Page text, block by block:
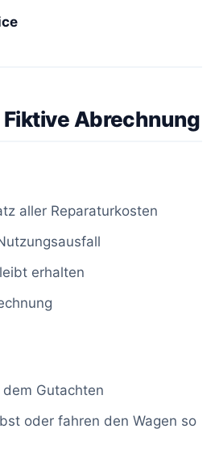
Fiktive Abrechnung
aller Reparaturkosten
erhalten
Gutachten
oder fahren den Wagen so